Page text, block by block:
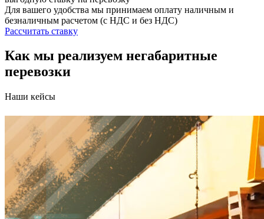
Для вашего удобства мы принимаем оплату наличным и
безналичным расчетом (с НДС и без НДС)
Рассчитать ставку
Как мы реализуем негабаритные
перевозки
Наши кейсы